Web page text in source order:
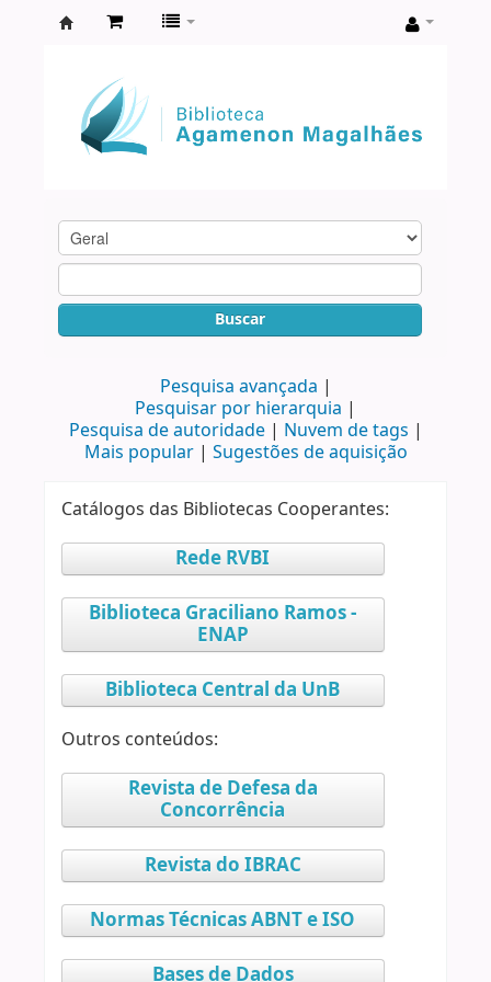
Agamenon
Magalhães
Buscar
Pesquisa avançada
Pesquisar por hierarquia
Pesquisa de autoridade
Nuvem de tags
Mais popular
Sugestões de aquisição
Catálogos das Bibliotecas Cooperantes:
Rede RVBI
Biblioteca Graciliano Ramos -
ENAP
Biblioteca Central da UnB
Outros conteúdos:
Revista de Defesa da
Concorrência
Revista do IBRAC
Normas Técnicas ABNT e ISO
Bases de Dados